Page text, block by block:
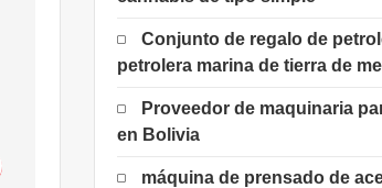
Conjunto de regalo de
petrolera marina de tierra de
Proveedor de maquinaria
en Bolivia
máquina de prensado de